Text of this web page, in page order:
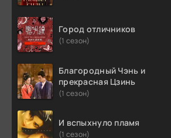
Город отличников
(1 сезон)
Благородный Чэнь и
прекрасная Цзинь
(1 сезон)
И вспыхнуло пламя
(1 сезон)